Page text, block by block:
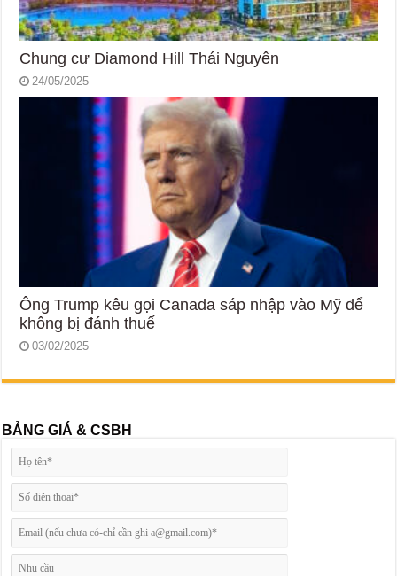
Chung cư Diamond Hill Thái Nguyên
24/05/2025
Ông Trump kêu gọi Canada sáp nhập vào Mỹ để
không bị đánh thuế
03/02/2025
BẢNG GIÁ & CSBH